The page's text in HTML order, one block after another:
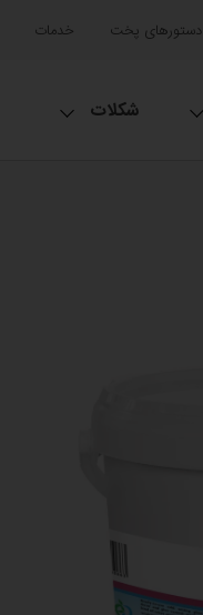
دستورهای پخت خدمات
شکلات